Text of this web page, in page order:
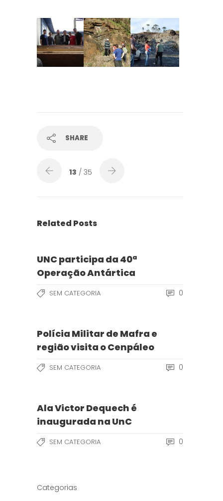
SHARE
13 / 35
Related Posts
UNC participa da 40ª
Operação Antártica
SEM CATEGORIA 0
Polícia Militar de Mafra e
região visita o Cenpáleo
SEM CATEGORIA 0
Ala Victor Dequech é
inaugurada na UnC
SEM CATEGORIA 0
Categorias